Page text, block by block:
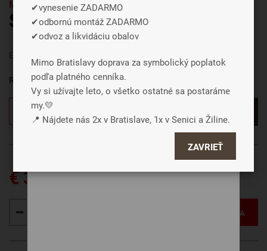
✔vynesenie ZADARMO
✔odbornú montáž ZADARMO
✔odvoz a likvidáciu obalov
Mimo Bratislavy doprava za symbolický poplatok
podľa platného cenníka.
Vy si užívajte leto, o všetko ostatné sa postaráme
my.💛
📍 Nájdete nás 2x v Bratislave, 1x v Senici a Žiline.
ZAVRIEŤ
Motorové
SEGUFIX buk motor rádio
Elektricky polohovateľný drevený rošt pri hlave aj pri nohách.
Rozmer roštu
€ 349
VLOŽIŤ DO KOŠÍKA
Súhlasiť a zavrieť